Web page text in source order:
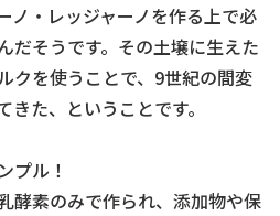
ノ・レッジャーノを作る上で必
だそうです。その土壌に生えた
クを使うことで、9世紀の間変
た、ということです。
プル！
酵素のみで作られ、添加物や保